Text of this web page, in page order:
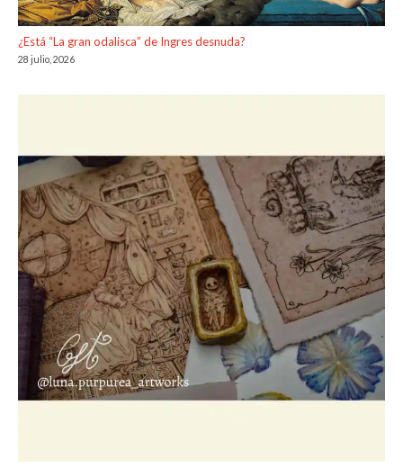
¿Está “La gran odalisca” de Ingres desnuda?
28 julio, 2026